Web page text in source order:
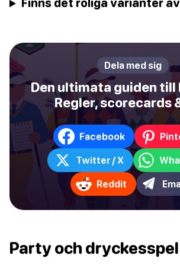
Finns det roliga varianter
Dela med sig
Den ultimata guiden till
Regler, scorecards
Facebook
Twitter / X
Reddit
Party och dryckesspel